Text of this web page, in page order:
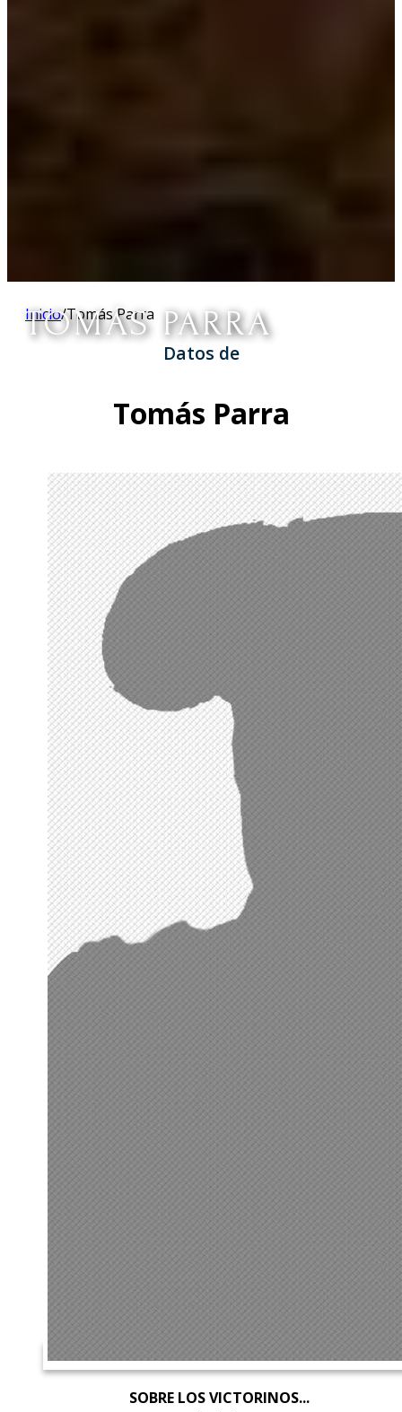
TOMÁS PARRA
Inicio/Tomás Parra
Datos de
Tomás Parra
SOBRE LOS VICTORINOS...